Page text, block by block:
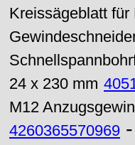
Kreissägeblatt
24 x 230 mm
M12
4260365570969 -